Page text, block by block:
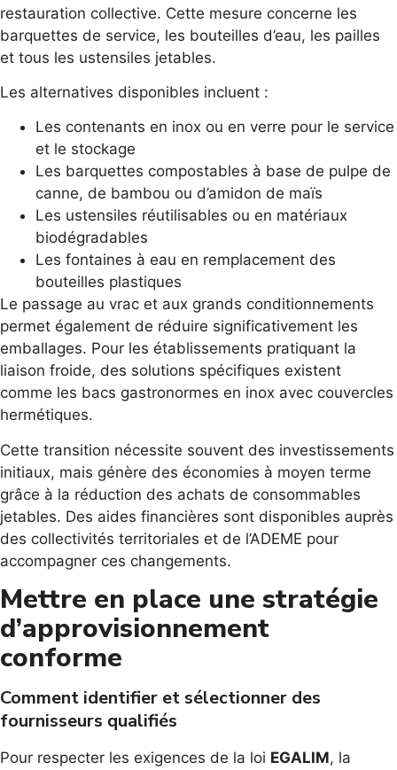
restauration collective. Cette mesure concerne les
barquettes de service, les bouteilles d’eau, les pailles
et tous les ustensiles jetables.
Les alternatives disponibles incluent :
Les contenants en inox ou en verre pour le service
et le stockage
Les barquettes compostables à base de pulpe de
canne, de bambou ou d’amidon de maïs
Les ustensiles réutilisables ou en matériaux
biodégradables
Les fontaines à eau en remplacement des
bouteilles plastiques
Le passage au vrac et aux grands conditionnements
permet également de réduire significativement les
emballages. Pour les établissements pratiquant la
liaison froide, des solutions spécifiques existent
comme les bacs gastronormes en inox avec couvercles
hermétiques.
Cette transition nécessite souvent des investissements
initiaux, mais génère des économies à moyen terme
grâce à la réduction des achats de consommables
jetables. Des aides financières sont disponibles auprès
des collectivités territoriales et de l’ADEME pour
accompagner ces changements.
Mettre en place une stratégie
d’approvisionnement
conforme
Comment identifier et sélectionner des
fournisseurs qualifiés
Pour respecter les exigences de la loi EGALIM, la